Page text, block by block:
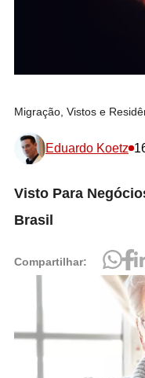
Migração, Vistos e
Eduardo Koetz
Visto Para
Brasil
Compartilhar: